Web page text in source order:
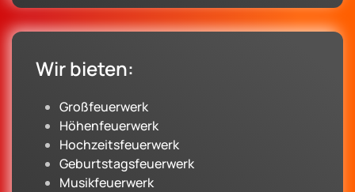
Wir bieten:
Großfeuerwerk
Höhenfeuerwerk
Hochzeitsfeuerwerk
Geburtstagsfeuerwerk
Musikfeuerwerk